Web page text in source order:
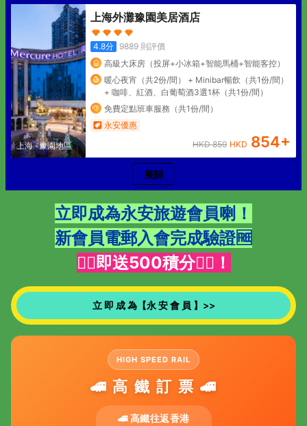
動物園
上海·豫園地區
上海外灘豫園美居酒店
4.8分 9889則評價
高級大床房（投屏+小冰箱+智能馬桶+智能客控）
暖心夜宵（共2份/間） + Minibar暢飲（共1份/間）
+ 咖啡、紅酒、白葡萄酒3選1杯（共1份/間）
免費定點班車服務（共1份/間）
永安優惠
HKD859 HKD 854+
展開
立即成為永安旅遊會員喇！
新會員電郵入會完成驗證🆓
👇🏻即送500積分👇🏻！
立 即 成 為【永 安 會 員 】>>
HIGH SPEED RAIL
🚄 高 鐵 訂 票 🚄
🚄 高鐵往返香港